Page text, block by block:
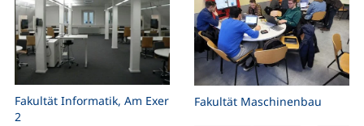
Fakultät Informatik, Am Exer
2
Fakultät Maschinenbau